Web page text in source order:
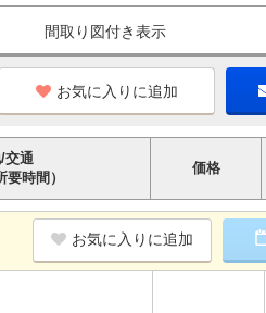
間取り図付き表示
お気に入りに追加
交通
要時間）
価格
お気に入りに追加